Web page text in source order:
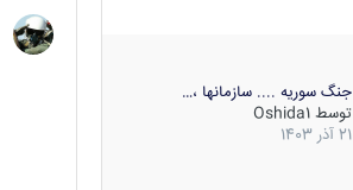
جنگ سوریه .... سازمانها ،…
توسط Oshida1
21 آذر 1403